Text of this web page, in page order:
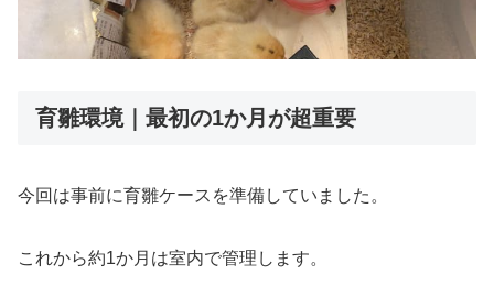
育雛環境｜最初の1か月が超重要
今回は事前に育雛ケースを準備していました。
これから約1か月は室内で管理します。